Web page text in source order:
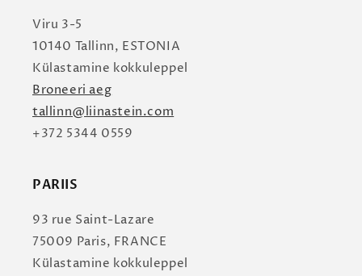
Viru 3-5
10140 Tallinn, ESTONIA
Külastamine kokkuleppel
Broneeri aeg
tallinn@liinastein.com
+372 5344 0559
PARIIS
93 rue Saint-Lazare
75009 Paris, FRANCE
Külastamine kokkuleppel